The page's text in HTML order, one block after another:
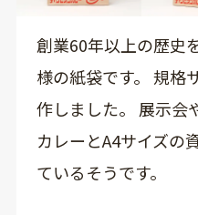
創業60年以上の歴史
様の紙袋です。 規格
作しました。 展示会
カレーとA4サイズの
ているそうです。